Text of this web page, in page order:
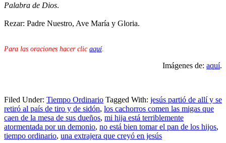
Palabra de Dios.
Rezar: Padre Nuestro, Ave María y Gloria.
Para las oraciones hacer clic aquí.
Imágenes de: aquí.
Filed Under: Tiempo Ordinario Tagged With: jesús partió de allí y se
retiró al país de tiro y de sidón, los cachorros comen las migas que
caen de la mesa de sus dueños, mi hija está terriblemente
atormentada por un demonio, no está bien tomar el pan de los hijos,
tiempo ordinario, una extrajera que creyó en jesús